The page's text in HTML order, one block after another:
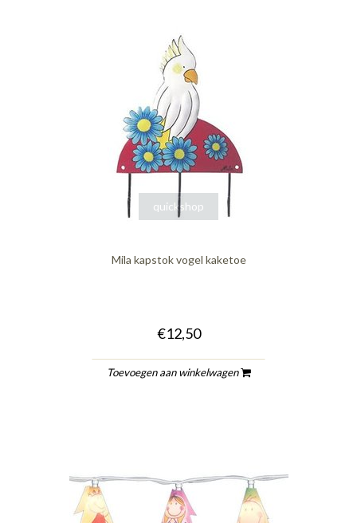
quickshop
Mila kapstok vogel kaketoe
€12,50
Toevoegen aan winkelwagen